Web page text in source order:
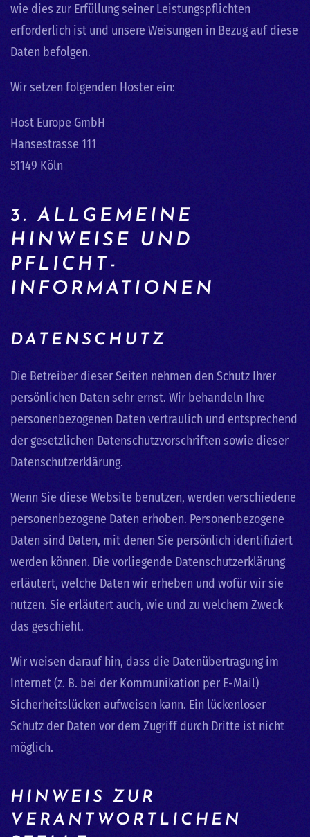
wie dies zur Erfüllung seiner Leistungspflichten
erforderlich ist und unsere Weisungen in Bezug auf diese
Daten befolgen.
Wir setzen folgenden Hoster ein:
Host Europe GmbH
Hansestrasse 111
51149 Köln
3. ALLGEMEINE
HINWEISE UND
PFLICHT­
INFORMATIONEN
DATENSCHUTZ
Die Betreiber dieser Seiten nehmen den Schutz Ihrer
persönlichen Daten sehr ernst. Wir behandeln Ihre
personenbezogenen Daten vertraulich und entsprechend
der gesetzlichen Datenschutzvorschriften sowie dieser
Datenschutzerklärung.
Wenn Sie diese Website benutzen, werden verschiedene
personenbezogene Daten erhoben. Personenbezogene
Daten sind Daten, mit denen Sie persönlich identifiziert
werden können. Die vorliegende Datenschutzerklärung
erläutert, welche Daten wir erheben und wofür wir sie
nutzen. Sie erläutert auch, wie und zu welchem Zweck
das geschieht.
Wir weisen darauf hin, dass die Datenübertragung im
Internet (z. B. bei der Kommunikation per E-Mail)
Sicherheitslücken aufweisen kann. Ein lückenloser
Schutz der Daten vor dem Zugriff durch Dritte ist nicht
möglich.
HINWEIS ZUR
VERANTWORTLICHEN